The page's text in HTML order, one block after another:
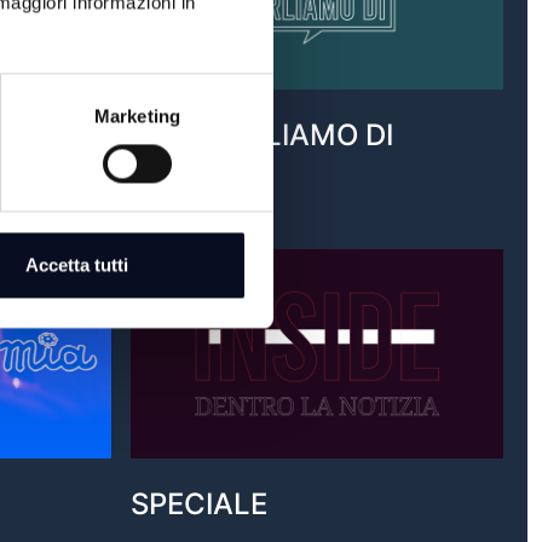
Marketing
Accetta tutti
OGGI PARLIAMO DI
VAI AL PROGRAMMA
SPECIALE